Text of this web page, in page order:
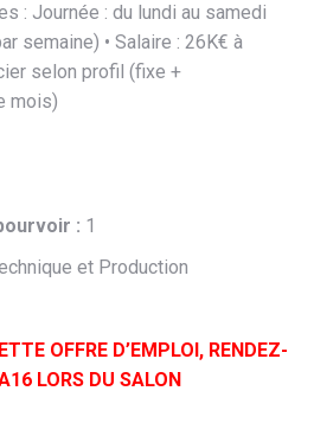
: Journée : du lundi au samedi
semaine) • Salaire : 26K€ à
selon profil (fixe +
mois)
: 1
et Production
OFFRE D’EMPLOI, RENDEZ-
LORS DU SALON